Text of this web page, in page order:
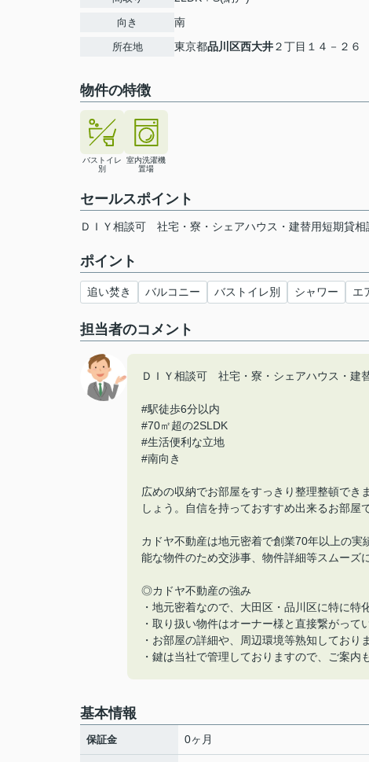
向き 南
所在地 東京都品川区西大井２丁目１４－２６
物件の特徴
バストイレ
別
室内洗濯機
置場
セールスポイント
ＤＩＹ相談可 社宅・寮・シェアハウス・建替用短期貸相
ポイント
追い焚き バルコニー バストイレ別 シャワー エ
担当者のコメント
ＤＩＹ相談可 社宅・寮・シェアハウス・建
#駅徒歩6分以内
#70㎡超の2SLDK
#生活便利な立地
#南向き
広めの収納でお部屋をすっきり整理整頓でき
しょう。自信を持っておすすめ出来るお部屋
カドヤ不動産は地元密着で創業70年以上の
能な物件のため交渉事、物件詳細等スムーズ
◎カドヤ不動産の強み
・地元密着なので、大田区・品川区に特に特
・取り扱い物件はオーナー様と直接繋がって
・お部屋の詳細や、周辺環境等熟知しており
・鍵は当社で管理しておりますので、ご案内
基本情報
保証金 0ヶ月